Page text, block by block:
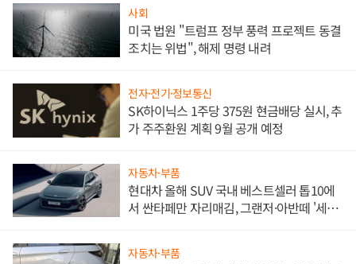
사회
미국 법원 "트럼프 정부 풍력 프로젝트 동결
조치는 위법", 해제 명령 내려
전자·전기·정보통신
SK하이닉스 1주당 375원 현금배당 실시, 추
가 주주환원 계획 9월 공개 예정
자동차·부품
현대차 올해 SUV 국내 베스트셀러 톱10에
서 싼타페만 자리매김, 그랜저·아반떼 '세단
자동차·부품